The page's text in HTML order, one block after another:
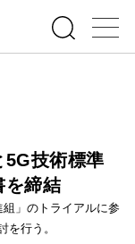
5G技術標準
を締結
」のトライアルに参
を行う。